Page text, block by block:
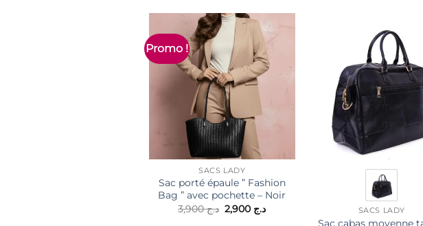
Promo !
SACS LADY
Sac porté épaule ” Fashion
Bag ” avec pochette – Noir
د.ج3,900 Le
prix
د.ج 2,900 Le SACS LADY
Sac cabas moyenne